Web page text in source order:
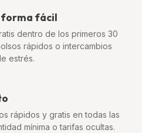
forma fácil
dentro de los primeros 30
rápidos o intercambios
estrés.
rápidos y gratis en todas las
mínima o tarifas ocultas.